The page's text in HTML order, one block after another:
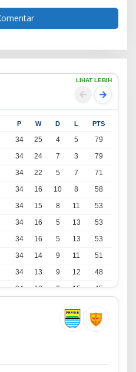
LIHAT LEBIH
P W D L PTS
34 25 4 5
79
34 24 7 3
79
34 22 5 7
71
34 16 10 8
58
34 15 8 11
53
34 16 5 13
53
34 16 5 13
53
34 14 9 11
51
34 13 9 12
48
34 13 6 15
45
17
39